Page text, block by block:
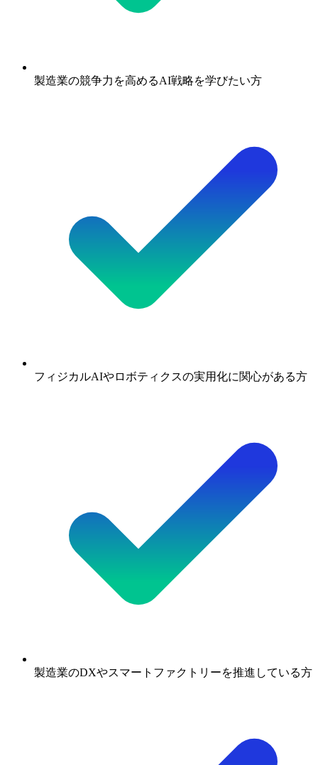
製造業の競争力を高めるAI戦略を学びたい方
フィジカルAIやロボティクスの実用化に関心がある方
製造業のDXやスマートファクトリーを推進している方